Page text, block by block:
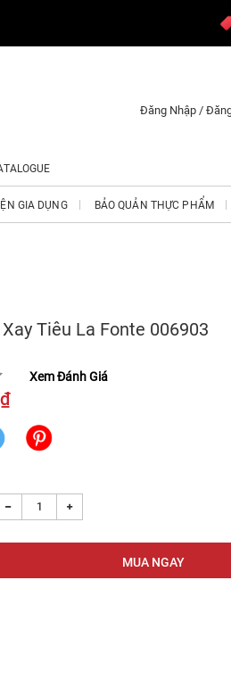
Đăng Nhập /
GIA DỤNG BẢO QUẢN THỰC PHẨM
Tiêu La Fonte 006903
Xem Đánh Giá